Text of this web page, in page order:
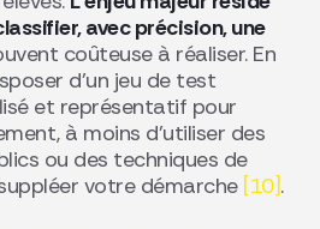
avec précision, une
coûteuse à réaliser. En
d’un jeu de test
et représentatif pour
à moins d’utiliser des
ou des techniques de
votre démarche[10].